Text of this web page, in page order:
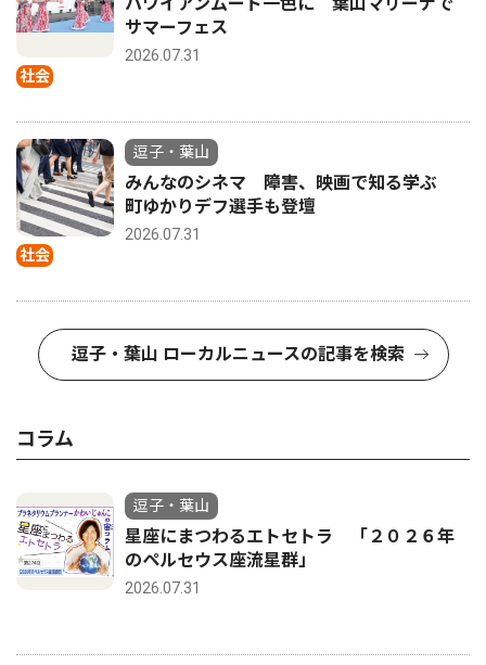
社会
サマーフェス
2026.07.31
社会
逗子・葉山
みんなのシネマ 障害、映画で知る学ぶ
町ゆかりデフ選手も登壇
2026.07.31
逗子・葉山 ローカルニュースの記事を検索
コラム
逗子・葉山
星座にまつわるエトセトラ 「２０２６年
のペルセウス座流星群」
2026.07.31